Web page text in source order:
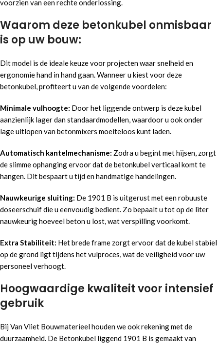
voorzien van een rechte onderlossing.
Waarom deze betonkubel onmisbaar
is op uw bouw:
Dit model is de ideale keuze voor projecten waar snelheid en
ergonomie hand in hand gaan. Wanneer u kiest voor deze
betonkubel, profiteert u van de volgende voordelen:
Minimale vulhoogte: Door het liggende ontwerp is deze kubel
aanzienlijk lager dan standaardmodellen, waardoor u ook onder
lage uitlopen van betonmixers moeiteloos kunt laden.
Automatisch kantelmechanisme: Zodra u begint met hijsen, zorgt
de slimme ophanging ervoor dat de betonkubel verticaal komt te
hangen. Dit bespaart u tijd en handmatige handelingen.
Nauwkeurige sluiting: De 1901 B is uitgerust met een robuuste
doseerschuif die u eenvoudig bedient. Zo bepaalt u tot op de liter
nauwkeurig hoeveel beton u lost, wat verspilling voorkomt.
Extra Stabiliteit: Het brede frame zorgt ervoor dat de kubel stabiel
op de grond ligt tijdens het vulproces, wat de veiligheid voor uw
personeel verhoogt.
Hoogwaardige kwaliteit voor intensief
gebruik
Bij Van Vliet Bouwmaterieel houden we ook rekening met de
duurzaamheid. De Betonkubel liggend 1901 B is gemaakt van